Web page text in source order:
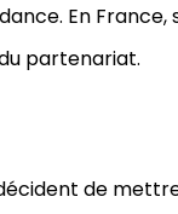
En France,
partenariat.
de